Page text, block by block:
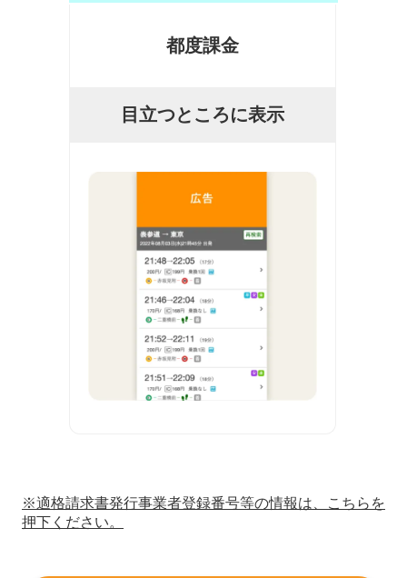
都度課金
目立つところに表示
※適格請求書発行事業者登録番号等の情報は、こちらを
押下ください。